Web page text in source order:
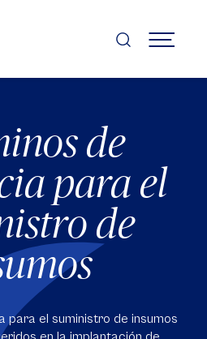
MENÚ
de
para el
de
para el suministro de insumos